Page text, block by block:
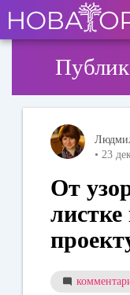
основному
содержанию
User
account
• 23
От